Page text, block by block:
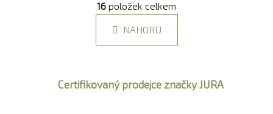
v
á
d
í
á
n
k
í
16 položek celkem
NAHORU
Certifikovaný prodejce značky JURA